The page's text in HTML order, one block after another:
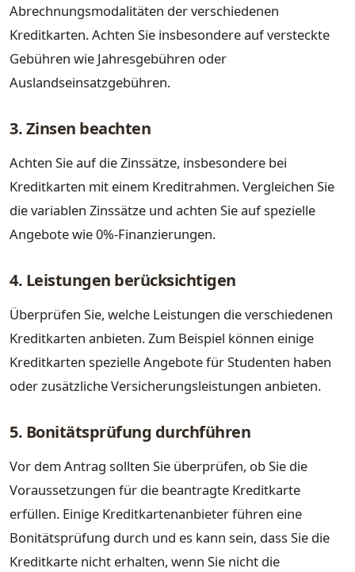
Abrechnungsmodalitäten der verschiedenen
Kreditkarten. Achten Sie insbesondere auf versteckte
Gebühren wie Jahresgebühren oder
Auslandseinsatzgebühren.
3. Zinsen beachten
Achten Sie auf die Zinssätze, insbesondere bei
Kreditkarten mit einem Kreditrahmen. Vergleichen Sie
die variablen Zinssätze und achten Sie auf spezielle
Angebote wie 0%-Finanzierungen.
4. Leistungen berücksichtigen
Überprüfen Sie, welche Leistungen die verschiedenen
Kreditkarten anbieten. Zum Beispiel können einige
Kreditkarten spezielle Angebote für Studenten haben
oder zusätzliche Versicherungsleistungen anbieten.
5. Bonitätsprüfung durchführen
Vor dem Antrag sollten Sie überprüfen, ob Sie die
Voraussetzungen für die beantragte Kreditkarte
erfüllen. Einige Kreditkartenanbieter führen eine
Bonitätsprüfung durch und es kann sein, dass Sie die
Kreditkarte nicht erhalten, wenn Sie nicht die